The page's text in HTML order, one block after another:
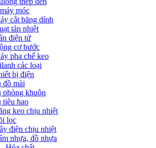
móc
cắt băng dính
tản nhiệt
điện tử
cơ bước
pha chế keo
các loại
bị điện
đồ mài
phòng khuôn
tiêu hao
keo chịu nhiệt
lọc
điện chịu nhiệt
nhựa, đồ nhựa